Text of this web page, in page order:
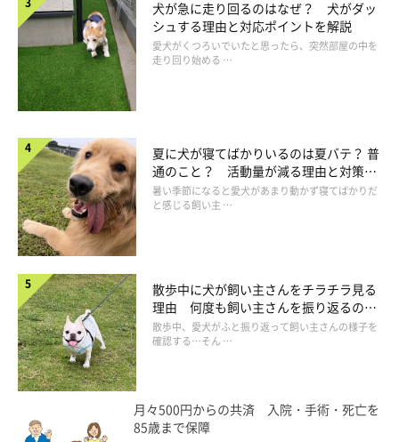
画像は「LINE STORE」公式サイトのスクリーンショット
布団にくるまって起きたくないしばいぬや、電車通勤しているし
ばいぬなど、しばいぬの日常スタンプはふだん使いできるものば
かり！
送られた人も、心がふっと軽くなりそうでおすすめです♪
犬が急に走り回るのはなぜ？ 犬がダッ
シュする理由と対応ポイントを解説
愛犬がくつろいでいたと思ったら、突然部屋の中を
走り回り始める …
夏に犬が寝てばかりいるのは夏バテ？ 普
通のこと？ 活動量が減る理由と対策と
は
暑い季節になると愛犬があまり動かず寝てばかりだ
と感じる飼い主 …
散歩中に犬が飼い主さんをチラチラ見る
理由 何度も飼い主さんを振り返るのは
なぜ？
散歩中、愛犬がふと振り返って飼い主さんの様子を
確認する…そん …
月々500円からの共済 入院・手術・死亡を
85歳まで保障